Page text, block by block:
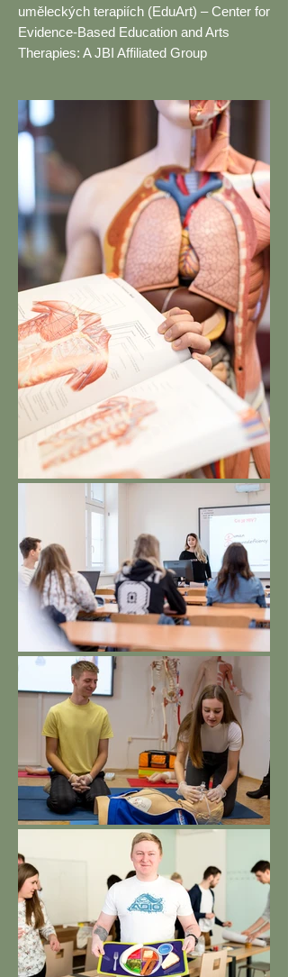
uměleckých terapiích (EduArt) – Center for
Evidence-Based Education and Arts
Therapies: A JBI Affiliated Group